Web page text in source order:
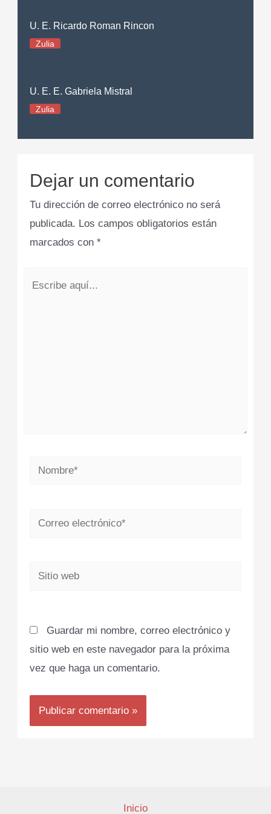
U. E. Ricardo Roman Rincon
Zulia
U. E. E. Gabriela Mistral
Zulia
Dejar un comentario
Tu dirección de correo electrónico no será
publicada. Los campos obligatorios están
marcados con*
Nombre*
Correo
Sitio
Guardar mi nombre, correo electrónico y
sitio web en este navegador para la próxima
vez que haga un comentario.
Inicio